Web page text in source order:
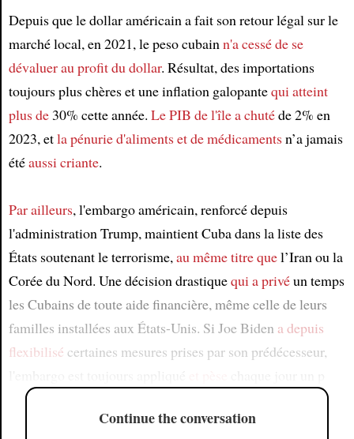
Depuis que le dollar américain a fait son retour légal sur le
marché local, en 2021, le peso cubainn'a cessé de se
dévaluerau profit du dollar. Résultat, des importations
toujours plus chères et une inflation galopantequi atteint
plus de30% cette année. Le PIB de l'îlea chutéde 2% en
2023, etla pénurie d'alimentset de médicamentsn’a jamais
étéaussi criante.
Par ailleurs, l'embargo américain, renforcé depuis
l'administration Trump, maintient Cuba dans la liste des
États soutenant le terrorisme,au même titre quel’Iran ou la
Corée du Nord. Une décision drastiquequi a privéun temps
les Cubains de toute aide financière, même celle de leurs
familles installées aux États-Unis. Si Joe Biden a depuis
flexibilisé certaines mesures prises par son prédécesseur,
Continue the conversation